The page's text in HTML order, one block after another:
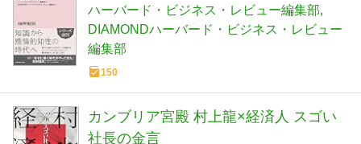
ハーバード・ビジネス・レビュー編集部
DIAMONDハーバード・ビジネス・レビュー
編集部
150
カンブリア宮殿 村上龍×経済人 スゴい
社長の金言